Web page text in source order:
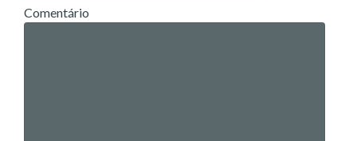
Comentário